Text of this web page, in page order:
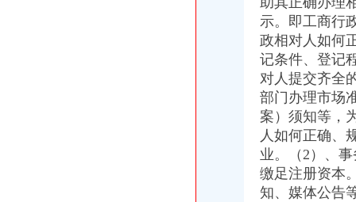
全系统五单位清理整顿人力资源市场秩序专项行动受市级有关部门表扬
《重庆工商》期刊连续四年被评为重庆市优秀连续内部资料
示。即工商行
政相对人如何
记条件、登记
对人提交齐全
部门办理市场
案）须知等，
人如何正确、
业。（2）、
缴足注册资本
知、媒体公告